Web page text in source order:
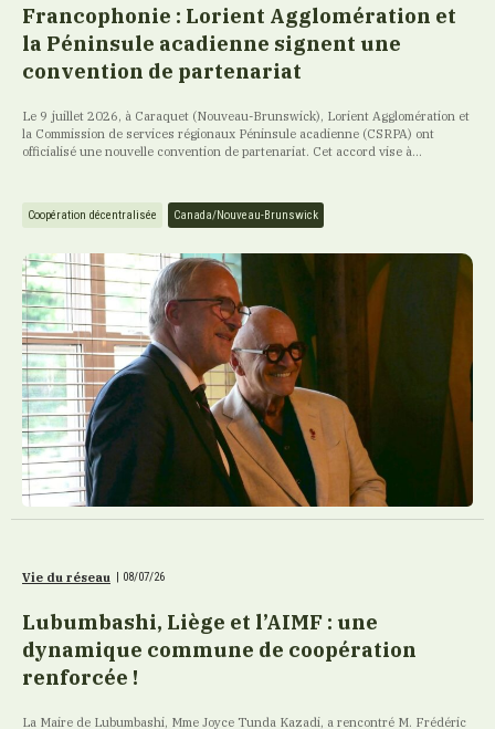
Francophonie : Lorient Agglomération et
la Péninsule acadienne signent une
convention de partenariat
Le 9 juillet 2026, à Caraquet (Nouveau-Brunswick), Lorient Agglomération et
la Commission de services régionaux Péninsule acadienne (CSRPA) ont
officialisé une nouvelle convention de partenariat. Cet accord vise à...
Coopération décentralisée Canada/Nouveau-Brunswick
Vie du réseau 08/07/26
Lubumbashi, Liège et l’AIMF : une
dynamique commune de coopération
renforcée !
La Maire de Lubumbashi, Mme Joyce Tunda Kazadi, a rencontré M. Frédéric